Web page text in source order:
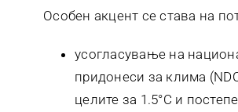
Особен акцент се става на
усогласување на
придонеси за клима
целите за 1.5°C и